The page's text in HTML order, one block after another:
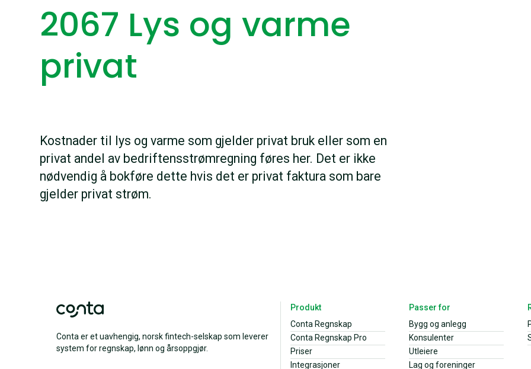
2067 Lys og varme
privat
Kostnader til lys og varme som gjelder privat bruk eller som en
privat andel av bedriftensstrømregning føres her. Det er ikke
nødvendig å bokføre dette hvis det er privat faktura som bare
gjelder privat strøm.
Conta er et uavhengig, norsk fintech-selskap som leverer
system for regnskap, lønn og årsoppgjør.
Produkt
Conta Regnskap
Conta Regnskap Pro
Priser
Integrasjoner
Passer for
Bygg og anlegg
Konsulenter
Utleiere
Lag og foreninger